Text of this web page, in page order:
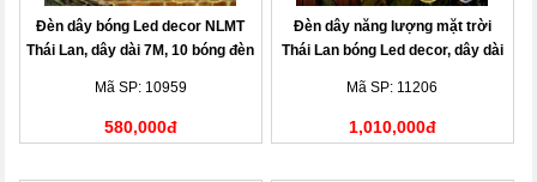
Đèn dây bóng Led decor NLMT
Thái Lan, dây dài 7M, 10 bóng đèn
Mã SP: 10959
580,000đ
Đèn dây năng lượng mặt trời
Thái Lan bóng Led decor, dây dài
Mã SP: 11206
1,010,000đ